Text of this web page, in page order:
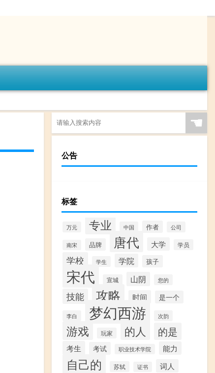
☚
公告
标签
万元 专业 中国 作者 公司
南宋 品牌 唐代 大学 学员
学校 学生 学院 孩子
宋代 宣城 山阴 您的
技能 攻略 时间 是一个
李白 梦幻西游 次韵
游戏 玩家 的人 的是
考生 考试 职业技术学院 能力
自己的 苏轼 证书 词人